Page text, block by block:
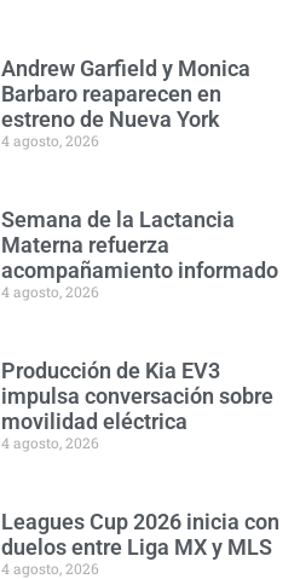
Andrew Garfield y Monica
Barbaro reaparecen en
estreno de Nueva York
4 agosto, 2026
Semana de la Lactancia
Materna refuerza
acompañamiento informado
4 agosto, 2026
Producción de Kia EV3
impulsa conversación sobre
movilidad eléctrica
4 agosto, 2026
Leagues Cup 2026 inicia con
duelos entre Liga MX y MLS
4 agosto, 2026